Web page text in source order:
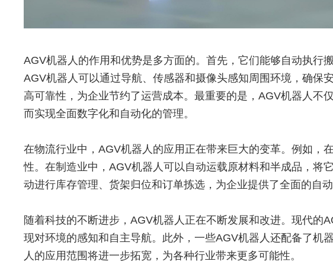
AGV机器人的作用和优势是多方面的。首先，它们能够自动执行
AGV机器人可以通过导航、传感器和摄像头感知周围环境，确
高可靠性，为企业节约了运营成本。最重要的是，AGV机器人
而实现全面数字化和自动化的管理。
在物流行业中，AGV机器人的应用正在带来巨大的变革。例如
性。在制造业中，AGV机器人可以自动运载原材料和半成品，将
动进行库存管理、货架归位和订单拣选，为企业提供了全面的自动
随着科技的不断进步，AGV机器人正在不断发展和改进。现代
现对环境的感知和自主导航。此外，一些AGV机器人还配备了
人的应用范围将进一步拓宽，为各种行业带来更多可能性。